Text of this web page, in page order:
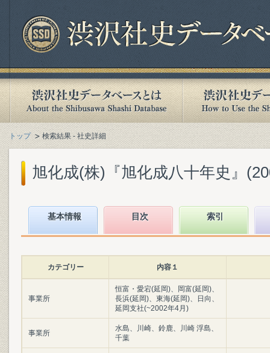
トップ 検索結果 - 社史詳細
旭化成(株)『旭化成八十年史』
基本情報 目次 索引
カテゴリー 内容１
事業所
恒富・愛宕(延岡)、岡富(延岡)、
長浜(延岡)、東海(延岡)、日向、
延岡支社(~2002年4月)
事業所
水島、川崎、鈴鹿、川崎 浮島、
千葉